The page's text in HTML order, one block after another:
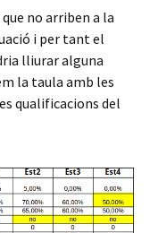
no arriben a la
i per tant el
lliurar alguna
la taula amb les
qualificacions del